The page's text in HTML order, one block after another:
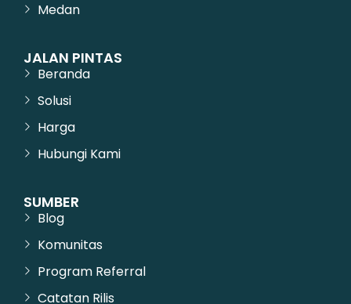
Medan
JALAN PINTAS
Beranda
Solusi
Harga
Hubungi Kami
SUMBER
Blog
Komunitas
Program Referral
Catatan Rilis